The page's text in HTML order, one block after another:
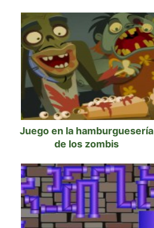
Juego en la hamburguesería
de los zombis